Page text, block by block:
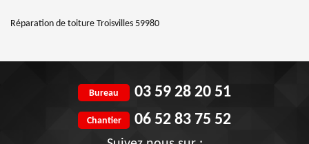
Réparation de toiture Troisvilles 59980
Bureau 03 59 28 20 51
Chantier 06 52 83 75 52